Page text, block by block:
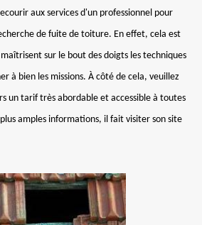
aux services d'un professionnel pour
de fuite de toiture. En effet, cela est
sur le bout des doigts les techniques
à bien les missions. À côté de cela, veuillez
un tarif très abordable et accessible à toutes
amples informations, il fait visiter son site